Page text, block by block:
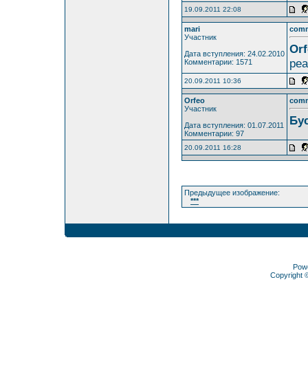
19.09.2011 22:08
mari
Участник
Дата вступления: 24.02.2010
Комментарии: 1571
20.09.2011 10:36
Orfeo
Участник
Дата вступления: 01.07.2011
Комментарии: 97
20.09.2011 16:28
Предыдущее изображение:
***
Copyright